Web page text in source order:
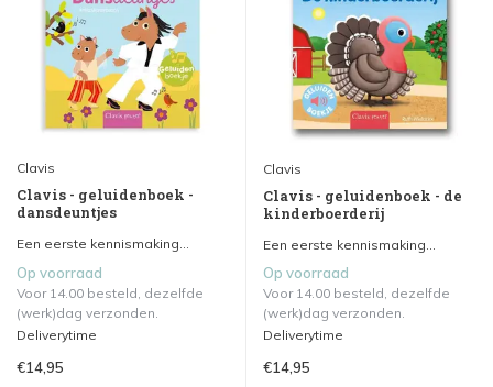
Clavis
Clavis - geluidenboek -
dansdeuntjes
Een eerste kennismaking...
Op voorraad
Voor 14.00 besteld, dezelfde
(werk)dag verzonden.
Deliverytime
€14,95
Clavis
Clavis - geluidenboek - de
kinderboerderij
Een eerste kennismaking...
Op voorraad
Voor 14.00 besteld, dezelfde
(werk)dag verzonden.
Deliverytime
€14,95